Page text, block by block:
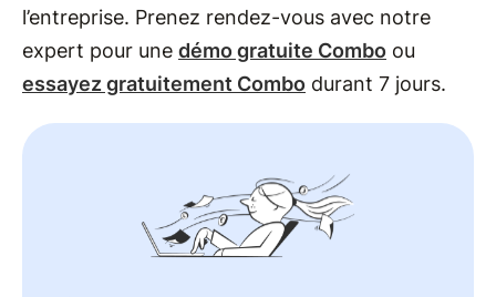
l’entreprise. Prenez rendez-vous avec notre
expert pour une démo gratuite Combo ou
essayez gratuitement Combo durant 7 jours.